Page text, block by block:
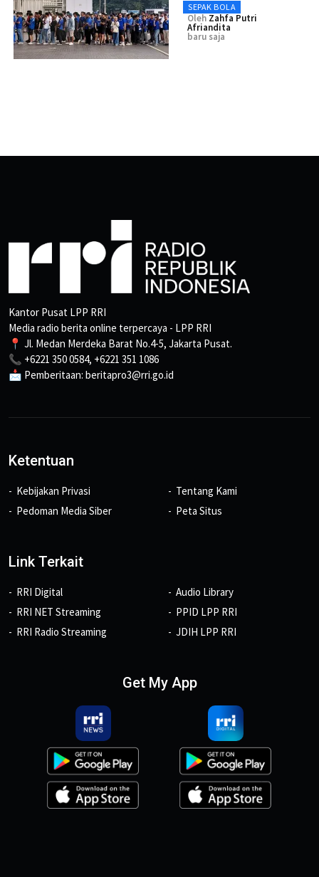
SEPAK BOLA
Oleh Zahfa Putri
Afriandita
baru saja
Kantor Pusat LPP RRI
Media radio berita online terpercaya - LPP RRI
📍 Jl. Medan Merdeka Barat No.4-5, Jakarta Pusat.
📞 +6221 350 0584, +6221 351 1086
📩 Pemberitaan: beritapro3@rri.go.id
Ketentuan
Kebijakan Privasi
Pedoman Media Siber
Tentang Kami
Peta Situs
Link Terkait
RRI Digital
RRI NET Streaming
RRI Radio Streaming
Audio Library
PPID LPP RRI
JDIH LPP RRI
Get My App